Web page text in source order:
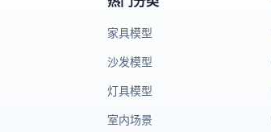
家具模型
沙发模型
灯具模型
室内场景